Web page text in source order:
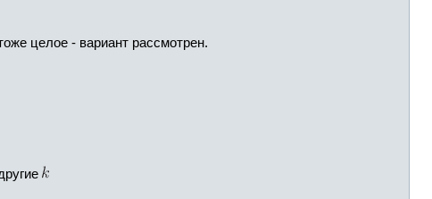
целое - вариант рассмотрен.